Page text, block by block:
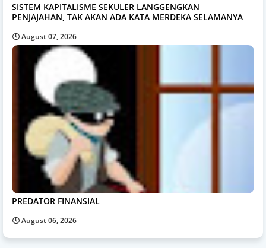
SISTEM KAPITALISME SEKULER LANGGENGKAN
PENJAJAHAN, TAK AKAN ADA KATA MERDEKA SELAMANYA
August 07, 2026
PREDATOR FINANSIAL
August 06, 2026